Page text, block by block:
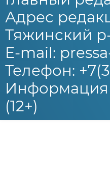
Адрес
Тяжинский р-
E-mail:
Телефон:
Информация
(12+)